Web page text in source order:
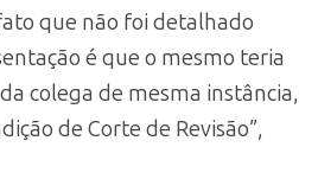
que não foi detalhado
é que o mesmo teria
colega de mesma instância,
de Corte de Revisão”,